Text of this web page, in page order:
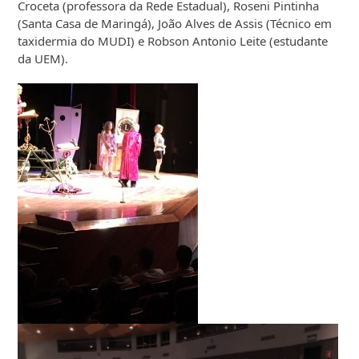
Croceta (professora da Rede Estadual), Roseni Pintinha
(Santa Casa de Maringá), João Alves de Assis (Técnico em
taxidermia do MUDI) e Robson Antonio Leite (estudante
da UEM).